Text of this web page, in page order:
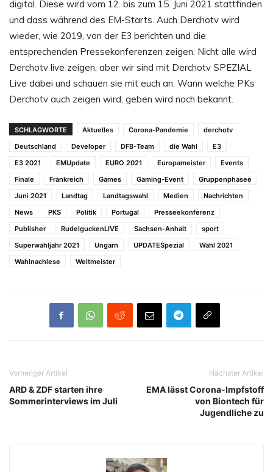
digital. Diese wird vom 12. bis zum 15. Juni 2021 stattfinden
und dass während des EM-Starts. Auch Derchotv wird
wieder, wie 2019, von der E3 berichten und die
entsprechenden Pressekonferenzen zeigen. Nicht alle wird
Derchotv live zeigen, aber wir sind mit Derchotv SPEZIAL
Live dabei und schauen sie mit euch an. Wann welche PKs
Derchotv auch zeigen wird, geben wird noch bekannt.
SCHLAGWORTE Aktuelles Corona-Pandemie
derchotv
Deutschland
Developer DFB-Team die Wahl
E3
E3 2021
EMUpdate EURO 2021 Europameister
Events
Finale
Frankreich Games Gaming-Event
Gruppenphasee
Juni 2021
Landtag Landtagswahl Medien
Nachrichten
News
PKS Politik Portugal
Presseekonferenz
Publisher
RudelguckenLIVE Sachsen-Anhalt
sport
Superwahljahr 2021
Ungarn UPDATESpezial
Wahl 2021
Wahlnachlese
Weltmeister
Vorheriger Artikel
ARD & ZDF starten ihre
Sommerinterviews im Juli
Nächster Artikel
EMA lässt Corona-Impfstoff
von Biontech für
Jugendliche zu